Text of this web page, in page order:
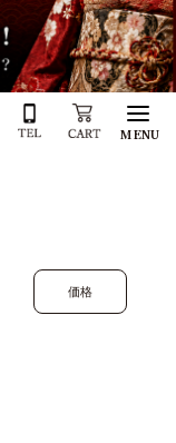
MENU
価格